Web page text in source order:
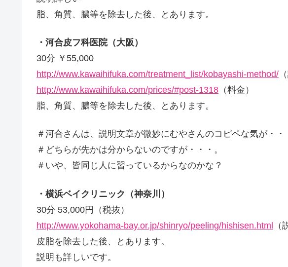
脂、角質、膿等を除去した後、とあります。
・河合皮フ科医院（大阪）
30分 ￥55,000
http://www.kawaihifuka.com/treatment_list/kobayashi-method/
http://www.kawaihifuka.com/prices/#post-1318 （料金）
脂、角質、膿等を除去した後、とあります。
＃河合さんは、説明文章が微妙にむやさんのコピペな気が・・
＃どちらが先かは分からないのですが・・・。
＃いや、皆同じ人に習っているからなのかな？
・横浜ベイクリニック（神奈川）
30分 53,000円（税抜）
http://www.yokohama-bay.or.jp/shinryo/peeling/hishisen.html （
皮脂を除去した後、とあります。
説明も詳しいです。